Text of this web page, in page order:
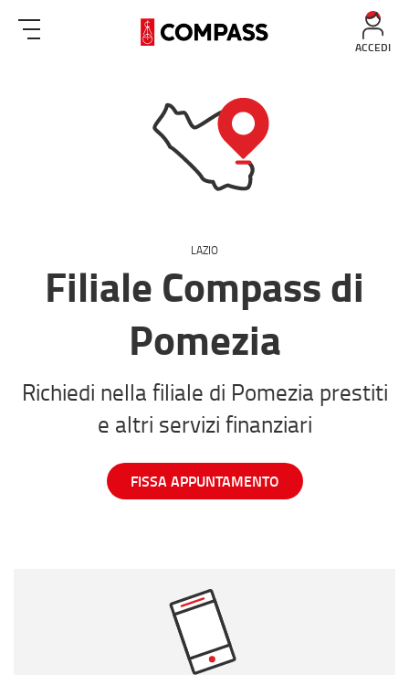
ACCEDI
LAZIO
Filiale Compass di
Pomezia
Richiedi nella filiale di Pomezia prestiti
e altri servizi finanziari
FISSA APPUNTAMENTO